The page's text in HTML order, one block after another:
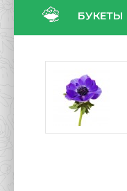
БУКЕТЫ